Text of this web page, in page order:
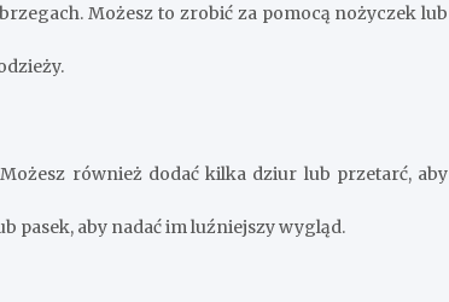
Możesz to zrobić za pomocą nożyczek lub
również dodać kilka dziur lub przetarć, aby
pasek, aby nadać im luźniejszy wygląd.